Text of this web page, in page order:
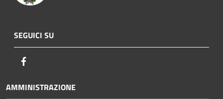
SEGUICI SU
AMMINISTRAZIONE